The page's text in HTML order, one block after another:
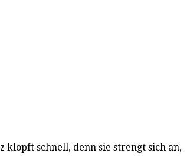
klopft schnell, denn sie strengt sich an,